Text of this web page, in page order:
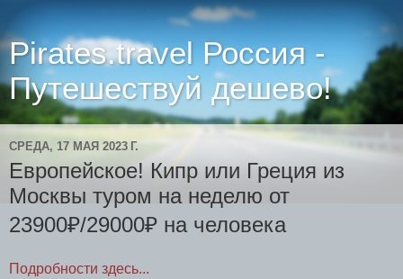
Pirates.travel Россия -
Путешествуй дешево!
СРЕДА, 17 МАЯ 2023 Г.
Европейское! Кипр или Греция из
Москвы туром на неделю от
23900₽/29000₽ на человека
Подробности здесь...